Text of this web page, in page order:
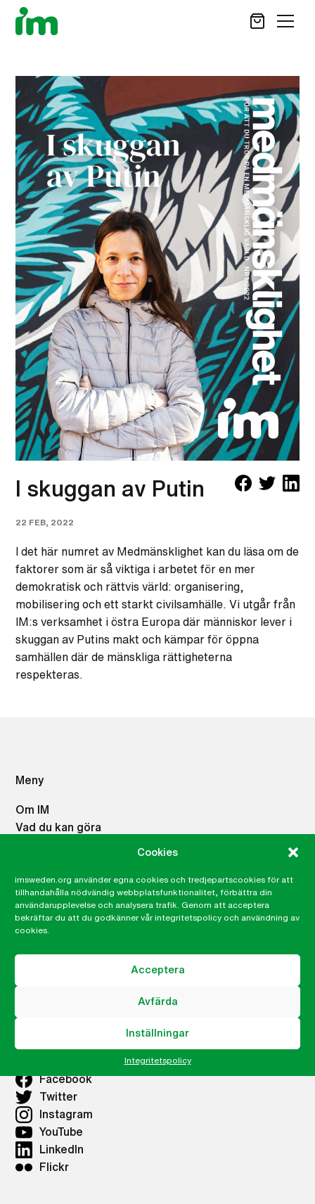
Cookies
imsweden.org använder egna cookies och tredjepartscookies för att
tillhandahålla nödvändig webbplatsfunktionalitet, förbättra din
användarupplevelse och analysera trafik. Genom att acceptera
bekräftar du att du godkänner vår integritetspolicy och användning av
cookies.
Acceptera
Avfärda
Inställningar
Integritetspolicy
OM IM
CAREER SITE
KONTAKT
VAD VI GÖR
VAD DU KAN GÖRA
AKTUELLT
STÖD OSS
I skuggan av Putin
22 FEB, 2022
I det här numret av Medmänsklighet kan du läsa om de
faktorer som är så viktiga i arbetet för en mer
demokratisk och rättvis värld: organisering,
mobilisering och ett starkt civilsamhälle. Vi utgår från
IM:s verksamhet i östra Europa där människor lever i
skuggan av Putins makt och kämpar för öppna
samhällen där de mänskliga rättigheterna
respekteras.
Meny
Om IM
Vad du kan göra
Career site
Lämna ett klagomål, visselblåsning
Integritetspolicy
IMs Nyhetsbrev
IM på sociala medier
Facebook
Twitter
Instagram
YouTube
LinkedIn
Flickr